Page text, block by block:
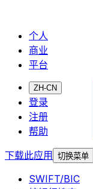
个人
商业
平台
ZH-CN
登录
注册
帮助
下载此应用
切换菜单
SWIFT/BIC